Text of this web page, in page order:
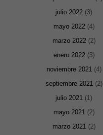
julio 2022 (3)
mayo 2022(4)
marzo 2022(2)
enero 2022(3)
noviembre 2021(4)
septiembre 2021(2)
julio 2021 (1)
mayo 2021(2)
marzo 2021(2)